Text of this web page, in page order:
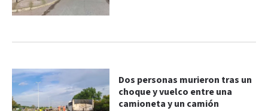
Dos personas murieron tras un
choque y vuelco entre una
camioneta y un camión